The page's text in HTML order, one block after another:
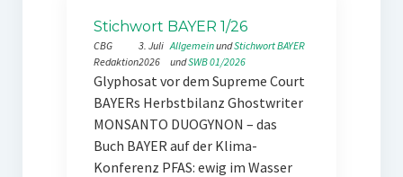
Stichwort BAYER 1/26
CBG
Redaktion
3. Juli
2026
Allgemein und Stichwort BAYER
und SWB 01/2026
Glyphosat vor dem Supreme Court
BAYERs Herbstbilanz Ghostwriter
MONSANTO DUOGYNON – das
Buch BAYER auf der Klima-
Konferenz PFAS: ewig im Wasser